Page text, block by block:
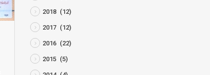
2018 (12)
2017 (12)
2016 (22)
2015 (5)